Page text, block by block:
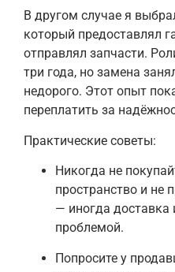
В другом случае я
который предоставлял
отправлял запчасти.
три года, но замена
недорого. Этот опыт
переплатить за
Практические советы:
Никогда не
пространство и не
— иногда доставка
проблемой.
Попросите у